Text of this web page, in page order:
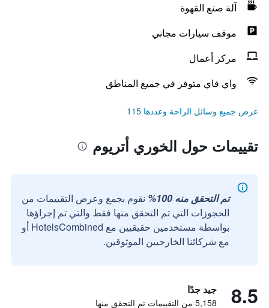
آلة صنع القهوة
موقف سيارات مجاني
مركز أعمال
واي فاي متوفر في جميع المناطق
عرض جميع وسائل الراحة وعددها 115
تقييمات حول الخوري أتريوم
تم التحقق منه 100%
نقوم بجمع وعرض التقييمات من
الحجوزات التي تم التحقق منها فقط والتي تم إجراؤها
بواسطة مستخدمين حقيقيين مع HotelsCombined أو
مع شركائنا الخارجيين الموثوقين.
8.5 جيد جدًا
5,158 من التقييمات تم التحقق منها